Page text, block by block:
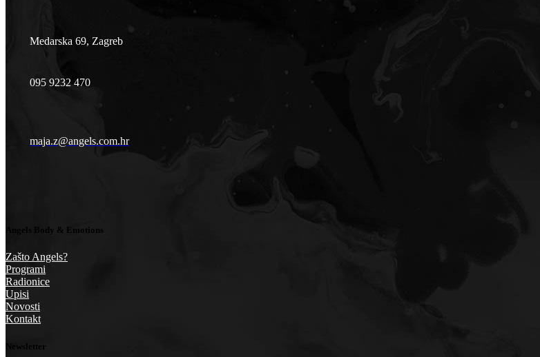
Medarska 69, Zagreb
095 9232 470
maja.z@angels.com.hr
Angels Body & Emotions
Zašto Angels?
Programi
Radionice
Upisi
Novosti
Kontakt
Newsletter